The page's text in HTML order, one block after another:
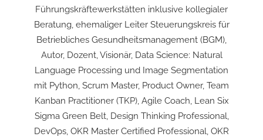
Führungskräftewerkstätten inklusive kollegialer
Beratung, ehemaliger Leiter Steuerungskreis für
Betriebliches Gesundheitsmanagement (BGM),
Autor, Dozent, Visionär, Data Science: Natural
Language Processing und Image Segmentation
mit Python, Scrum Master, Product Owner, Team
Kanban Practitioner (TKP), Agile Coach, Lean Six
Sigma Green Belt, Design Thinking Professional,
DevOps, OKR Master Certified Professional, OKR